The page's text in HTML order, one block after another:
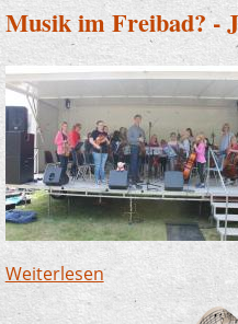
Musik im Freibad? -
Weiterlesenüber Musik im